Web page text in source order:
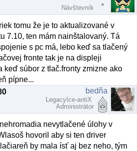
Návštevník
tomu že je to aktualizované v
7.10, ten mám nainštalovaný. Tá
s pc má, lebo keď sa tlačený
fronte tak je na displeji
keď súbor z tlač.fronty zmizne ako
pípne...
bedňa
LegacyIce-antiX
Administrátor
nevytlačené úlohy v
hovoril aby si ten driver
by mala ísť aj bez neho, tým